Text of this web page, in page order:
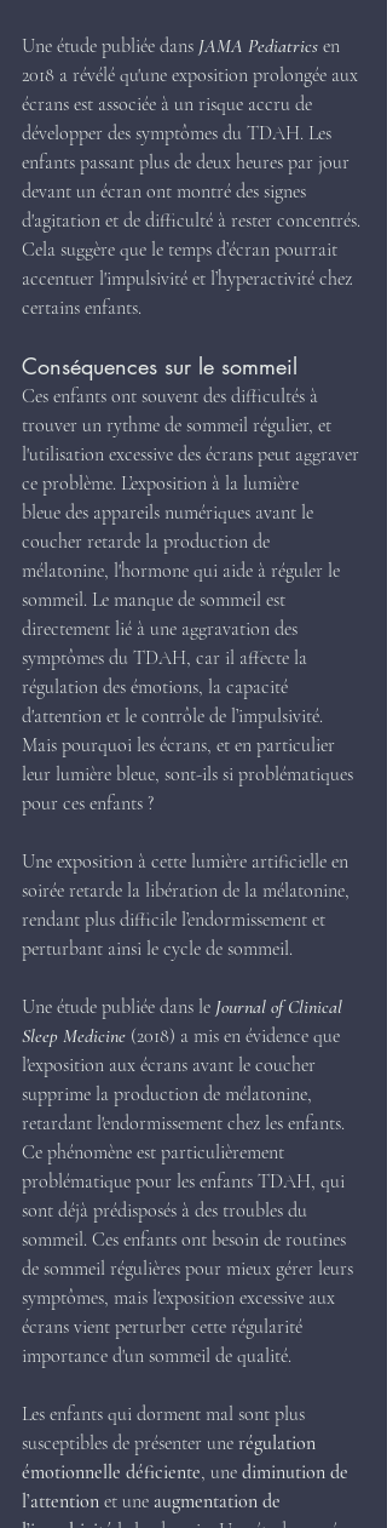
Une étude publiée dans JAMA Pediatrics en
2018 a révélé qu'une exposition prolongée aux
écrans est associée à un risque accru de
développer des symptômes du TDAH. Les
enfants passant plus de deux heures par jour
devant un écran ont montré des signes
d'agitation et de difficulté à rester concentrés.
Cela suggère que le temps d’écran pourrait
accentuer l'impulsivité et l’hyperactivité chez
certains enfants.
Conséquences sur le sommeil
Ces enfants ont souvent des difficultés à
trouver un rythme de sommeil régulier, et
l'utilisation excessive des écrans peut aggraver
ce problème. L’exposition à la lumière
bleue des appareils numériques avant le
coucher retarde la production de
mélatonine, l'hormone qui aide à réguler le
sommeil. Le manque de sommeil est
directement lié à une aggravation des
symptômes du TDAH, car il affecte la
régulation des émotions, la capacité
d'attention et le contrôle de l’impulsivité.
Mais pourquoi les écrans, et en particulier
leur lumière bleue, sont-ils si problématiques
pour ces enfants ?
Une exposition à cette lumière artificielle en
soirée retarde la libération de la mélatonine,
rendant plus difficile l’endormissement et
perturbant ainsi le cycle de sommeil.
Une étude publiée dans le Journal of Clinical
Sleep Medicine (2018) a mis en évidence que
l'exposition aux écrans avant le coucher
supprime la production de mélatonine,
retardant l'endormissement chez les enfants.
Ce phénomène est particulièrement
problématique pour les enfants TDAH, qui
sont déjà prédisposés à des troubles du
sommeil. Ces enfants ont besoin de routines
de sommeil régulières pour mieux gérer leurs
symptômes, mais l'exposition excessive aux
écrans vient perturber cette régularité
importance d'un sommeil de qualité.
Les enfants qui dorment mal sont plus
susceptibles de présenter une régulation
émotionnelle déficiente, une diminution de
l’attention et une augmentation de